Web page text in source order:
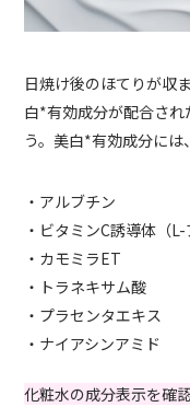
日焼け後のほてりが収
白*有効成分が配合さ
う。美白*有効成分には
・アルブチン
・ビタミンC誘導体（
・カモミラET
・トラネキサム酸
・プラセンタエキス
・ナイアシンアミド
化粧水の成分表示を確